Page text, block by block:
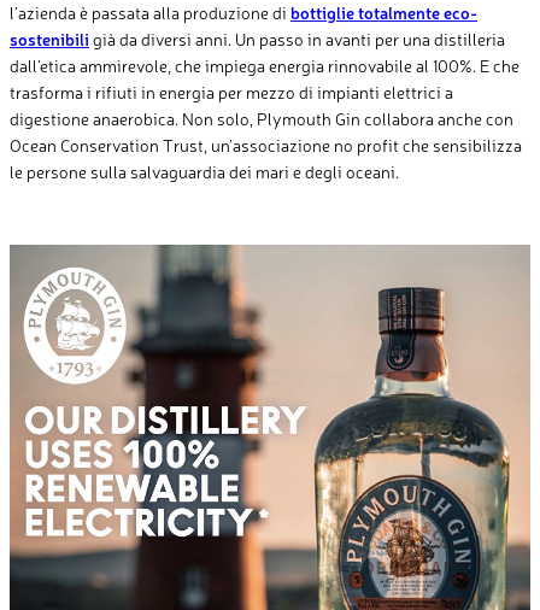
l’azienda è passata alla produzione di bottiglie totalmente eco-
sostenibili già da diversi anni. Un passo in avanti per una distilleria
dall’etica ammirevole, che impiega energia rinnovabile al 100%. E che
trasforma i rifiuti in energia per mezzo di impianti elettrici a
digestione anaerobica. Non solo, Plymouth Gin collabora anche con
Ocean Conservation Trust, un’associazione no profit che sensibilizza
le persone sulla salvaguardia dei mari e degli oceani.